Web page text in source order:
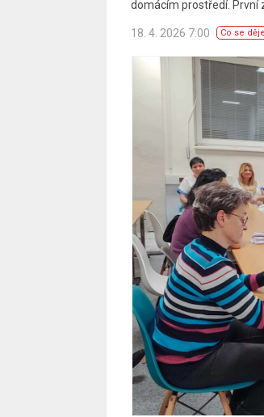
domácím prostředí. První
18. 4. 2026 7:00 Co se děje